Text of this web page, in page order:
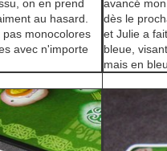
on en prend
au hasard.
monocolores
avec n'importe
avancé
dès le
et Julie a
bleue,
mais en